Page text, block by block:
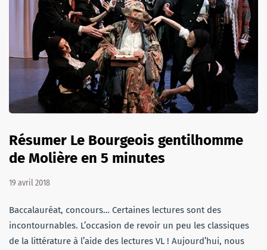
Résumer Le Bourgeois gentilhomme
de Molière en 5 minutes
19 avril 2018
Baccalauréat, concours… Certaines lectures sont des
incontournables. L’occasion de revoir un peu les classiques
de la littérature à l’aide des lectures VL ! Aujourd’hui, nous